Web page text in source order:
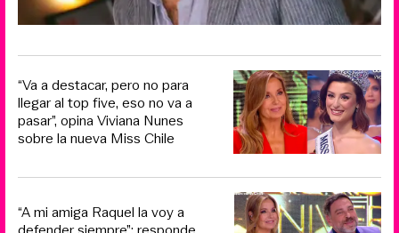
“Va a destacar, pero no para
llegar al top five, eso no va a
pasar”, opina Viviana Nunes
sobre la nueva Miss Chile
“A mi amiga Raquel la voy a